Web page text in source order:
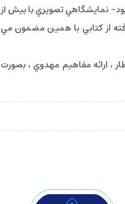
نمايشگاهي تصويري با بيش از
از كتابي با همين مضمون مي
، ارائه مفاهيم مهدوي ، بصورت